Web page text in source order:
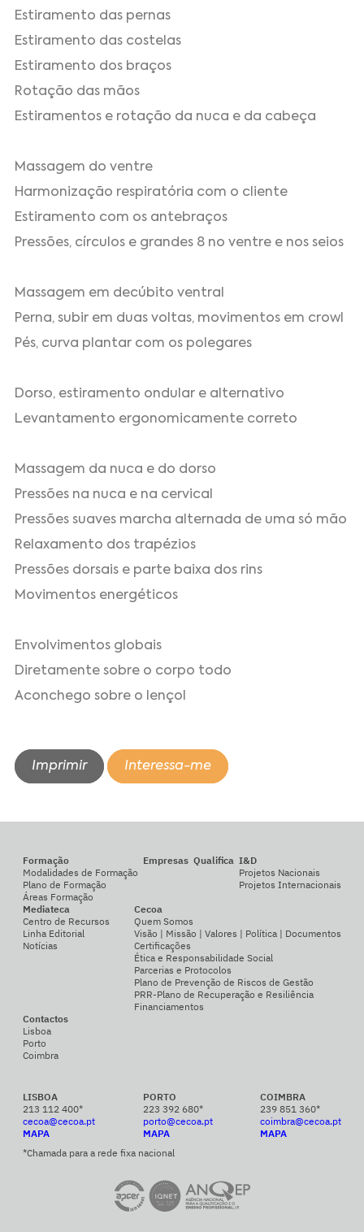
Estiramento das pernas
Estiramento das costelas
Estiramento dos braços
Rotação das mãos
Estiramentos e rotação da nuca e da cabeça
Massagem do ventre
Harmonização respiratória com o cliente
Estiramento com os antebraços
Pressões, círculos e grandes 8 no ventre e nos seios
Massagem em decúbito ventral
Perna, subir em duas voltas, movimentos em crowl
Pés, curva plantar com os polegares
Dorso, estiramento ondular e alternativo
Levantamento ergonomicamente correto
Massagem da nuca e do dorso
Pressões na nuca e na cervical
Pressões suaves marcha alternada de uma só mão
Relaxamento dos trapézios
Pressões dorsais e parte baixa dos rins
Movimentos energéticos
Envolvimentos globais
Diretamente sobre o corpo todo
Aconchego sobre o lençol
Imprimir Interessa-me
Formação
Modalidades de Formação
Plano de Formação
Áreas Formação
Empresas Qualifica I&D
Projetos Nacionais
Projetos Internacionais
Mediateca
Centro de Recursos
Linha Editorial
Notícias
Cecoa
Quem Somos
Visão | Missão | Valores | Política | Documentos
Certificações
Ética e Responsabilidade Social
Parcerias e Protocolos
Plano de Prevenção de Riscos de Gestão
PRR-Plano de Recuperação e Resiliência
Financiamentos
Contactos
Lisboa
Porto
Coimbra
LISBOA
213 112 400*
cecoa@cecoa.pt
MAPA
PORTO
223 392 680*
porto@cecoa.pt
MAPA
COIMBRA
239 851 360*
coimbra@cecoa.pt
MAPA
*Chamada para a rede fixa nacional